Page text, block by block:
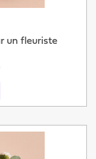
un fleuriste